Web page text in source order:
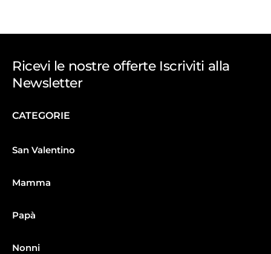
Ricevi le nostre offerte Iscriviti alla
Newsletter
CATEGORIE
San Valentino
Mamma
Papà
Nonni